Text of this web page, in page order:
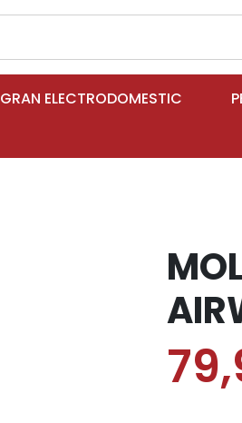
GRAN ELECTRODOMESTIC